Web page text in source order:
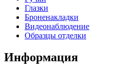
Глазки
Броненакладки
Видеонаблюдение
Образцы отделки
Информация